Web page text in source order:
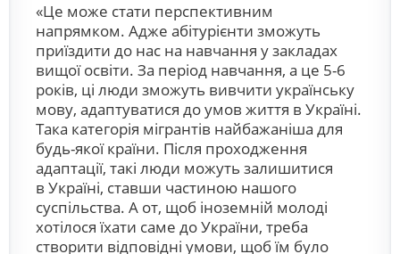
«Це може стати перспективним
напрямком. Адже абітурієнти зможуть
приїздити до нас на навчання у закладах
вищої освіти. За період навчання, а це 5-6
років, ці люди зможуть вивчити українську
мову, адаптуватися до умов життя в Україні.
Така категорія мігрантів найбажаніша для
будь-якої країни. Після проходження
адаптації, такі люди можуть залишитися
в Україні, ставши частиною нашого
суспільства. А от, щоб іноземній молоді
хотілося їхати саме до України, треба
створити відповідні умови, щоб їм було